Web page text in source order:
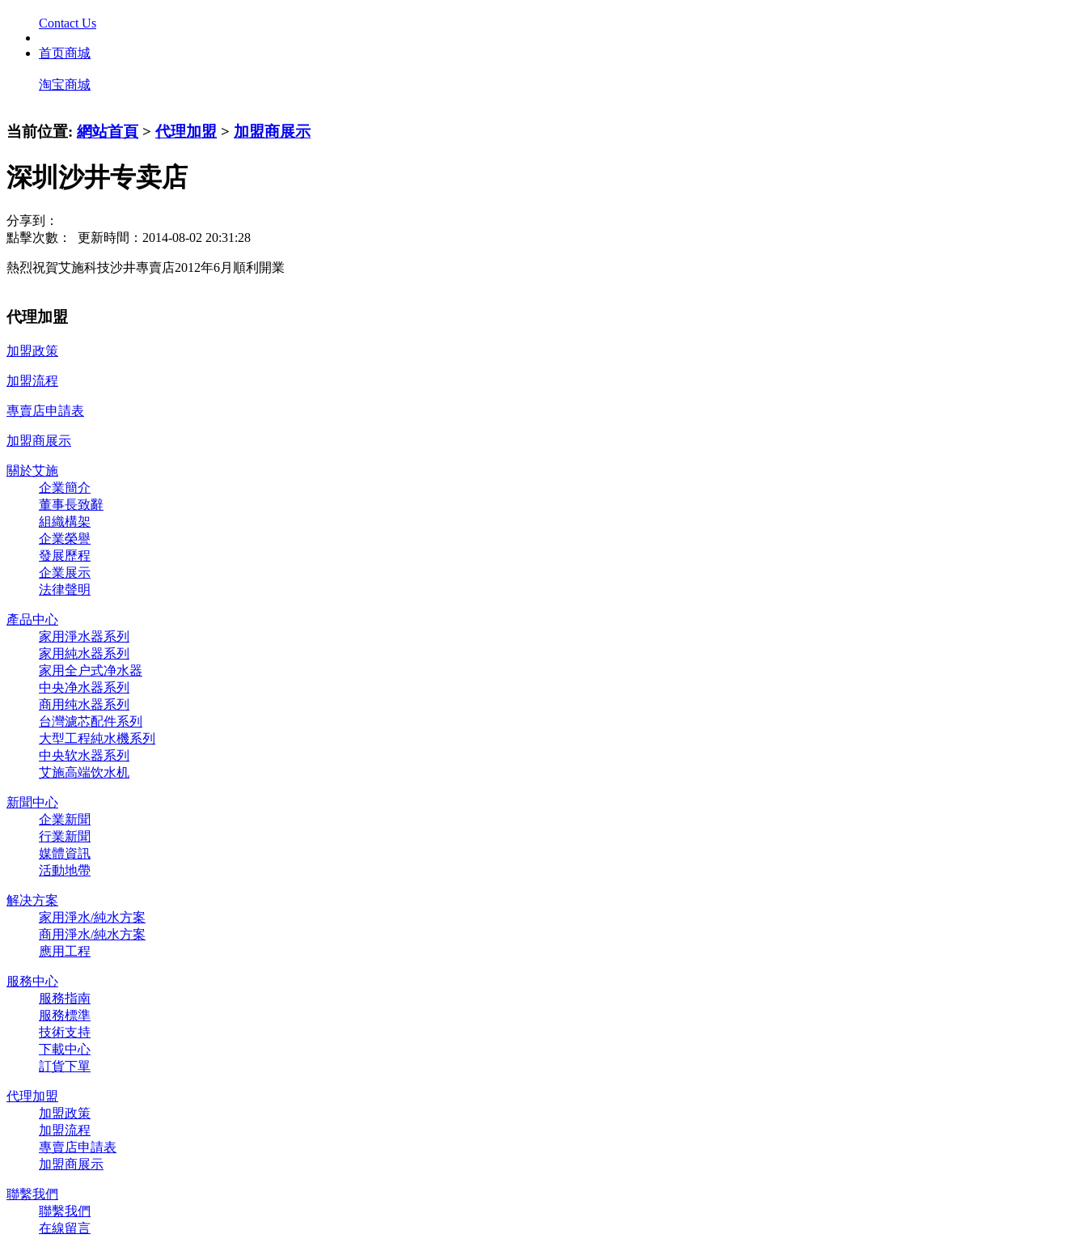
Contact Us
首页商城
淘宝商城
当前位置: 網站首頁 >代理加盟 > 加盟商展示
深圳沙井专卖店
分享到：
點擊次數：
更新時間：2014-08-02 20:31:28
熱烈祝賀艾施科技沙井專賣店2012年6月順利開業
代理加盟
加盟政策
加盟流程
專賣店申請表
加盟商展示
關於艾施
企業簡介
董事長致辭
組織構架
企業榮譽
發展歷程
企業展示
法律聲明
產品中心
家用淨水器系列
家用純水器系列
家用全户式净水器
中央净水器系列
商用纯水器系列
台灣濾芯配件系列
大型工程純水機系列
中央软水器系列
艾施高端饮水机
新聞中心
企業新聞
行業新聞
媒體資訊
活動地帶
解决方案
家用淨水/純水方案
商用淨水/純水方案
應用工程
服務中心
服務指南
服務標準
技術支持
下載中心
訂貨下單
代理加盟
加盟政策
加盟流程
專賣店申請表
加盟商展示
聯繫我們
聯繫我們
在線留言